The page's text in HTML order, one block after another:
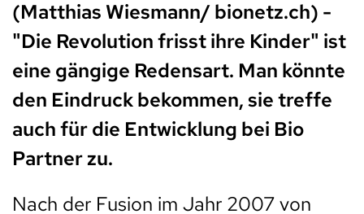
(Matthias Wiesmann/ bionetz.ch) -
"Die Revolution frisst ihre Kinder" ist
eine gängige Redensart. Man könnte
den Eindruck bekommen, sie treffe
auch für die Entwicklung bei Bio
Partner zu.
Nach der Fusion im Jahr 2007 von